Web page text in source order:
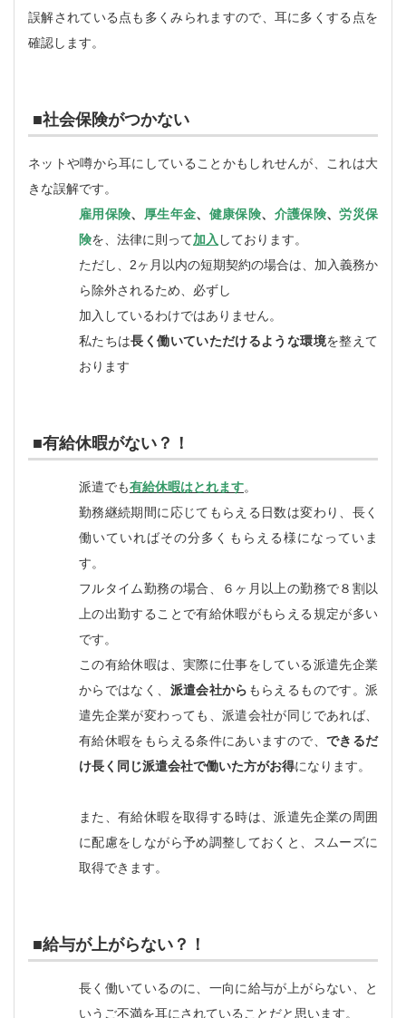
誤解されている点も多くみられますので、耳に多くする点を
確認します。
■社会保険がつかない
ネットや噂から耳にしていることかもしれせんが、これは大
きな誤解です。
雇用保険、 厚生年金、 健康保険、 介護保険、労災保
険を、法律に則って加入 しております。
ただし、 2ヶ月以内の短期契約の場合は、加入義務か
ら除外されるため、必ずし
加入しているわけではありません。
私たちは長く働いていただけるような環境を整えて
おります
■有給休暇がない？！
派遣でも有給休暇はとれます。
勤務継続期間に応じてもらえる日数は変わり、長く
働いていればその分多くもらえる様になっていま
す。
フルタイム勤務の場合、６ヶ月以上の勤務で８割以
上の出勤することで有給休暇がもらえる規定が多い
です。
この有給休暇は、実際に仕事をしている派遣先企業
からではなく、 派遣会社から もらえるものです。派
遣先企業が変わっても、派遣会社が同じであれば、
有給休暇をもらえる条件にあいますので、 できるだ
け長く同じ派遣会社で働いた方がお得になります。
また、有給休暇を取得する時は、派遣先企業の周囲
に配慮をしながら予め調整しておくと、スムーズに
取得できます。
■給与が上がらない？！
長く働いているのに、一向に給与が上がらない、と
いうご不満を耳にされていることだと思います。